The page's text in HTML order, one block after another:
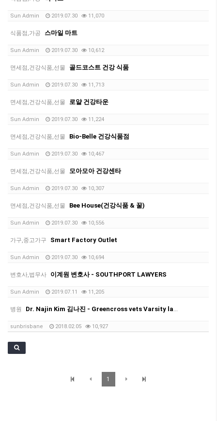
Sun Admin 2019.07.30 11,070
식품점,가공 스마일 마트
Sun Admin 2019.07.30 10,612
면세점,건강식품,선물 골드코스트 건강 식품
Sun Admin 2019.07.30 11,713
면세점,건강식품,선물 로얄 건강타운
Sun Admin 2019.07.30 11,224
면세점,건강식품,선물 Bio-Belle 건강식품점
Sun Admin 2019.07.30 10,467
면세점,건강식품,선물 모아모아 건강센타
Sun Admin 2019.07.30 10,307
면세점,건강식품,선물 Bee House(건강식품 & 꿀)
Sun Admin 2019.07.30 10,556
가구,중고가구 Smart Factory Outlet
Sun Admin 2019.07.30 10,694
변호사,법무사 이계원 변호사 - SOUTHPORT LAWYERS
Sun Admin 2019.07.11 11,205
병원 Dr. Najin Kim 김나진 - Greencross vets Varsity lakes(동물병원)
sunbrisbane 2018.02.05 10,927
1